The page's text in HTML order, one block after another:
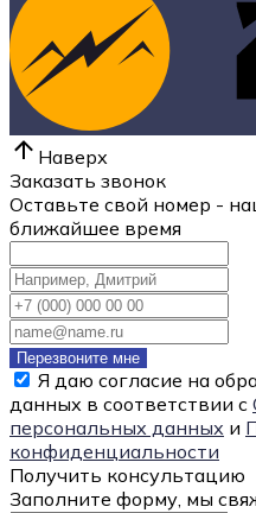
Наверх
Заказать звонок
Оставьте свой номер -
ближайшее время
Перезвоните мне
Я даю согласие на
данных в соответствии с
персональных данных и
конфиденциальности
Получить консультацию
Заполните форму, мы